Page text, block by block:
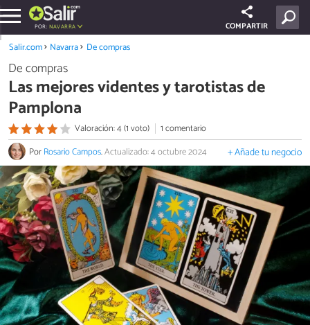
POR: NAVARRA COMPARTIR
Salir.com Navarra De compras
De compras
Las mejores videntes y tarotistas de
Pamplona
Valoración: 4 (1 voto)
1 comentario
PorRosario Campos.Actualizado: 4 octubre 2024 + Añade tu negocio